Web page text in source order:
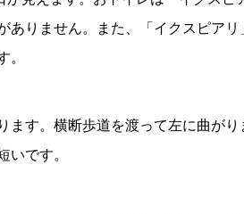
ありません。また、「イクスピア
。
ます。横断歩道を渡って左に曲が
いです。